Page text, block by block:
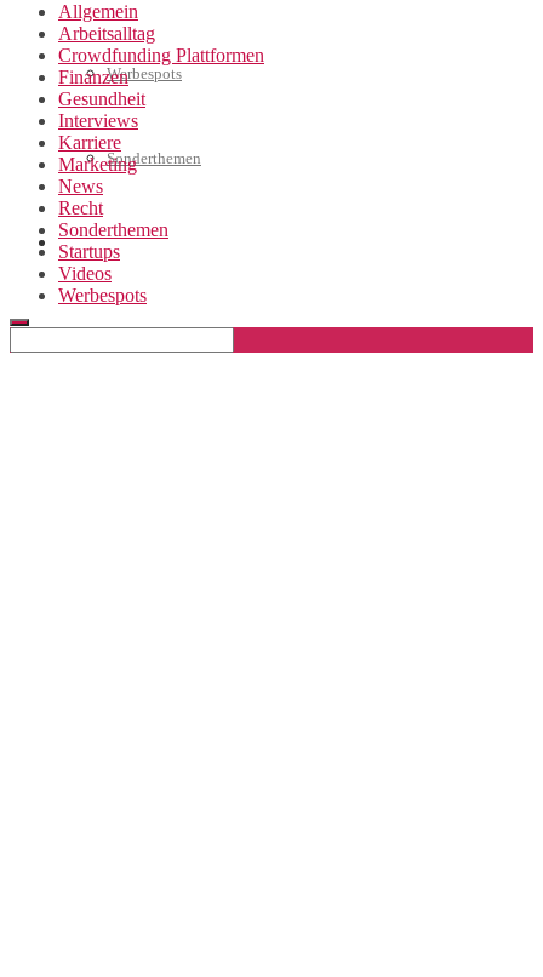
Werbespots
Sonderthemen
Geschäftskonto eröffnen
Allgemein
Arbeitsalltag
Crowdfunding Plattformen
Finanzen
Gesundheit
Interviews
Karriere
Marketing
News
Recht
Sonderthemen
Startups
Videos
Werbespots